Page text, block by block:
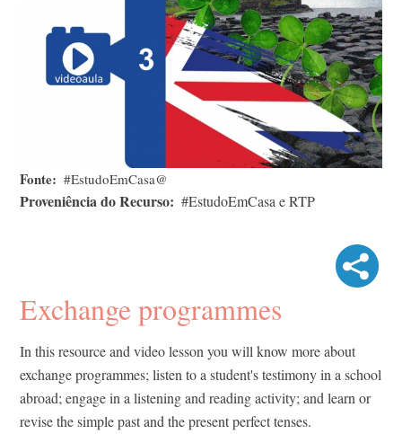
Fonte #EstudoEmCasa@
Proveniência do Recurso #EstudoEmCasa e RTP
Exchange programmes
In this resource and video lesson you will know more about
exchange programmes; listen to a student's testimony in a school
abroad; engage in a listening and reading activity; and learn or
revise the simple past and the present perfect tenses.